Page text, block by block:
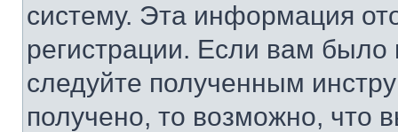
систему. Эта информация
регистрации. Если вам
следуйте полученным
получено, то возможно, что